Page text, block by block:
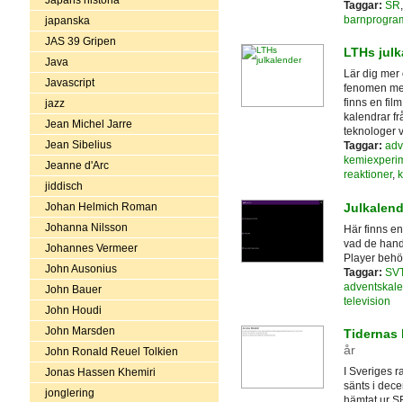
japanska
JAS 39 Gripen
Java
Javascript
jazz
Jean Michel Jarre
Jean Sibelius
Jeanne d'Arc
jiddisch
Johan Helmich Roman
Johanna Nilsson
Johannes Vermeer
John Ausonius
John Bauer
John Houdi
John Marsden
John Ronald Reuel Tolkien
Jonas Hassen Khemiri
jonglering
Taggar: SR
LTHs
Lär dig
fenomen
finns en
kalendrar
teknologer
Taggar:
reaktioner,
Här finns
vad de
Player
Taggar:
television
Tidernas
år
I Sveriges
sänts i